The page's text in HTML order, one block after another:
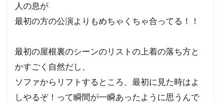
人の息が
最初の方の公演よりもめちゃくちゃ合ってる！！
最初の屋根裏のシーンのリストの上着の落ち方と
かすごく自然だし、
ソファからリフトするところ、最初に見た時はよ
しやるぞ！って瞬間が一瞬あったように思うんで